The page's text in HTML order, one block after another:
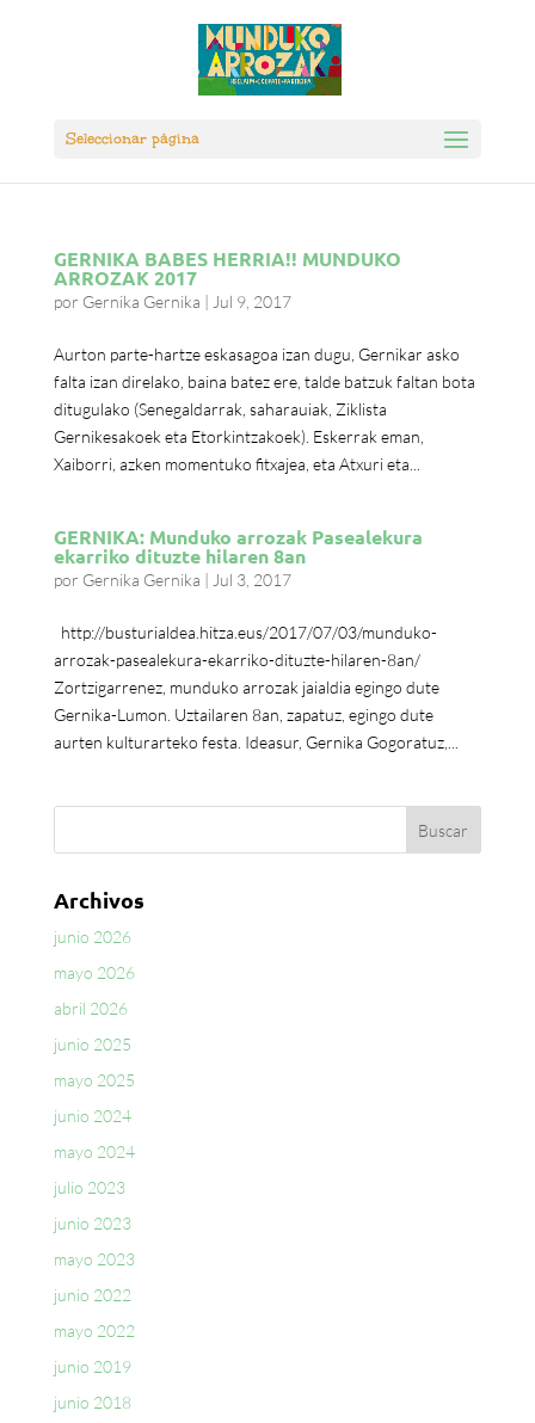
Seleccionar página
GERNIKA BABES HERRIA!! MUNDUKO
ARROZAK 2017
por Gernika Gernika | Jul 9, 2017
Aurton parte-hartze eskasagoa izan dugu, Gernikar asko
falta izan direlako, baina batez ere, talde batzuk faltan bota
ditugulako (Senegaldarrak, saharauiak, Ziklista
Gernikesakoek eta Etorkintzakoek). Eskerrak eman,
Xaiborri, azken momentuko fitxajea, eta Atxuri eta...
GERNIKA: Munduko arrozak Pasealekura
ekarriko dituzte hilaren 8an
por Gernika Gernika | Jul 3, 2017
http://busturialdea.hitza.eus/2017/07/03/munduko-
arrozak-pasealekura-ekarriko-dituzte-hilaren-8an/
Zortzigarrenez, munduko arrozak jaialdia egingo dute
Gernika-Lumon. Uztailaren 8an, zapatuz, egingo dute
aurten kulturarteko festa. Ideasur, Gernika Gogoratuz,...
Archivos
junio 2026
mayo 2026
abril 2026
junio 2025
mayo 2025
junio 2024
mayo 2024
julio 2023
junio 2023
mayo 2023
junio 2022
mayo 2022
junio 2019
junio 2018